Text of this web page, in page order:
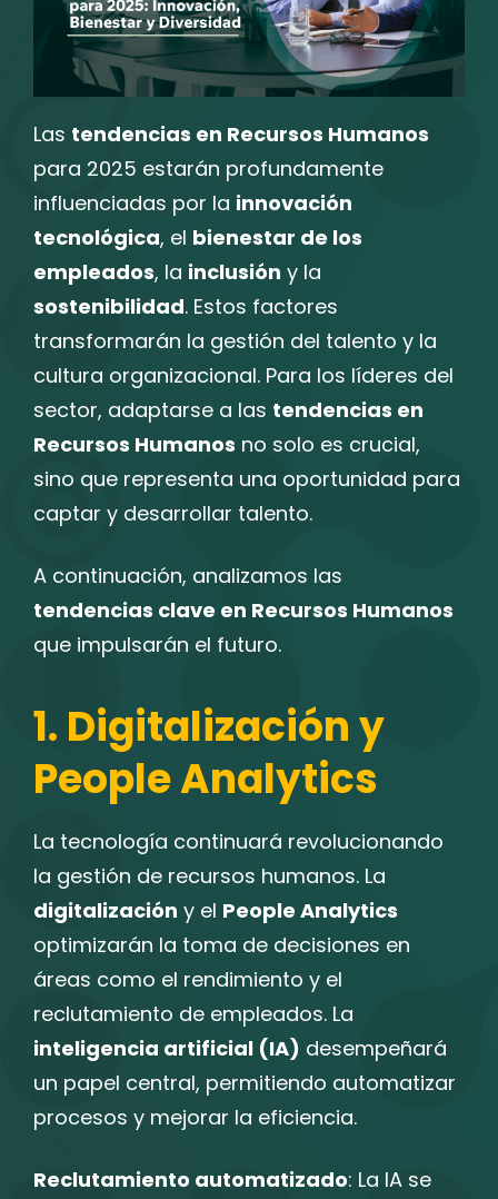
Las tendencias en Recursos Humanos
para 2025 estarán profundamente
influenciadas por la innovación
tecnológica, el bienestar de los
empleados, la inclusión y la
sostenibilidad. Estos factores
transformarán la gestión del talento y la
cultura organizacional. Para los líderes del
sector, adaptarse a las tendencias en
Recursos Humanos no solo es crucial,
sino que representa una oportunidad para
captar y desarrollar talento.
A continuación, analizamos las
tendencias clave en Recursos Humanos
que impulsarán el futuro.
1. Digitalización y
People Analytics
La tecnología continuará revolucionando
la gestión de recursos humanos. La
digitalización y el People Analytics
optimizarán la toma de decisiones en
áreas como el rendimiento y el
reclutamiento de empleados. La
inteligencia artificial (IA) desempeñará
un papel central, permitiendo automatizar
procesos y mejorar la eficiencia.
Reclutamiento automatizado: La IA se